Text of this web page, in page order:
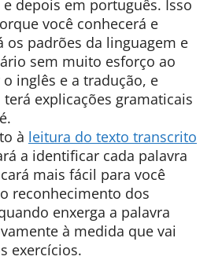
depois em português. Isso
você conhecerá e
os padrões da linguagem e
sem muito esforço ao
inglês e a tradução, e
explicações gramaticais
à leitura do texto transcrito
a identificar cada palavra
mais fácil para você
reconhecimento dos
enxerga a palavra
à medida que vai
exercícios.